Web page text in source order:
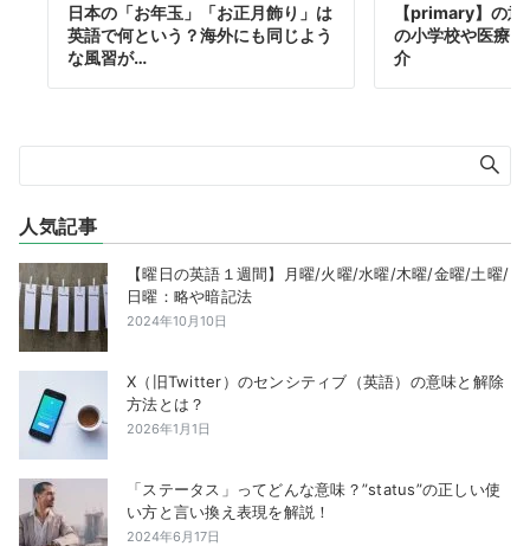
日本の「お年玉」「お正月飾り」は
英語で何という？海外にも同じよう
な風習が…
【primary】の
の小学校や医療
介
人気記事
【曜日の英語１週間】月曜/火曜/水曜/木曜/金曜/土曜/
日曜：略や暗記法
2024年10月10日
X（旧Twitter）のセンシティブ（英語）の意味と解除
方法とは？
2026年1月1日
「ステータス」ってどんな意味？”status”の正しい使
い方と言い換え表現を解説！
2024年6月17日